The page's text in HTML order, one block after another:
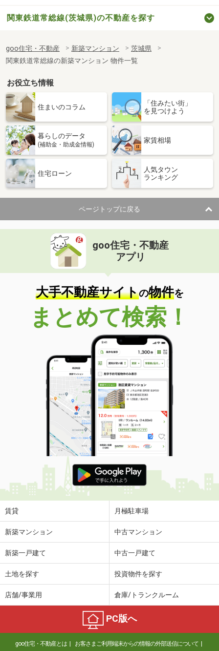
関東鉄道常総線(茨城県)の不動産を探す
goo住宅・不動産 新築マンション
茨城県
関東鉄道常総線の新築マンション 物件一覧
お役立ち情報
住まいのコラム
「住みたい街」
を見つけよう
暮らしのデータ
(補助金・助成金情報)
家賃相場
住宅ローン
人気タウン
ランキング
ページトップに戻る
goo住宅・不動産
アプリ
大手不動産サイトの物件を
まとめて検索！
賃貸 月極駐車場
新築マンション 中古マンション
新築一戸建て 中古一戸建て
土地を探す 投資物件を探す
店舗/事業用 倉庫/トランクルーム
PC版へ
goo住宅・不動産とは お客さまご利用端末からの情報の外部送信について